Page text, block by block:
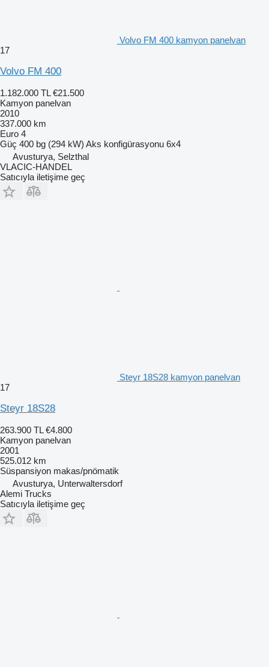
Volvo FM 400 kamyon panelvan
17
Volvo FM 400
1.182.000 TL €21.500
Kamyon panelvan
2010
337.000 km
Euro 4
Güç 400 bg (294 kW) Aks konfigürasyonu 6x4
Avusturya, Selzthal
VLACIC-HANDEL
Satıcıyla iletişime geç
Steyr 18S28 kamyon panelvan
17
Steyr 18S28
263.900 TL €4.800
Kamyon panelvan
2001
525.012 km
Süspansiyon makas/pnömatik
Avusturya, Unterwaltersdorf
Alemi Trucks
Satıcıyla iletişime geç